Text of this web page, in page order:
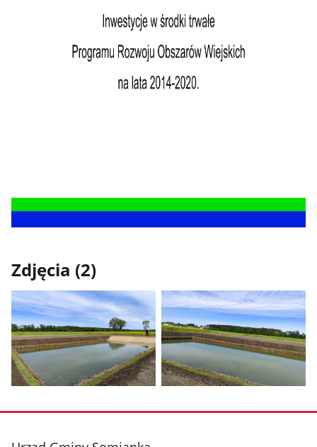
Zdjęcia (2)